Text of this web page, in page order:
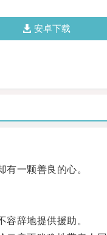
安卓下载
一颗善良的心。
辞地提供援助。